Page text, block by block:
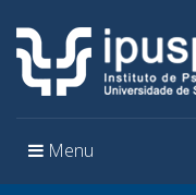
Toggle
Menu